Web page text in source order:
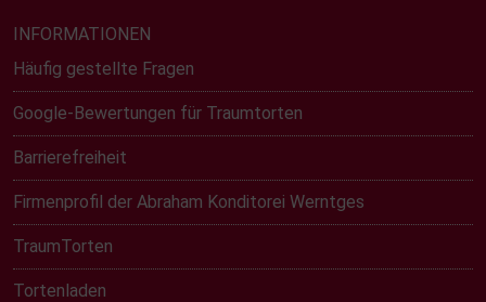
INFORMATIONEN
Häufig gestellte Fragen
Google-Bewertungen für Traumtorten
Barrierefreiheit
Firmenprofil der Abraham Konditorei Werntges
TraumTorten
Tortenladen